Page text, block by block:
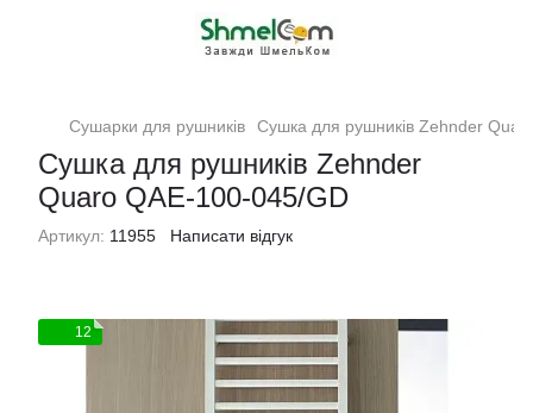
Сушарки для рушників Сушка для рушників Zehnder
Сушка для рушників Zehnder
Quaro QAE-100-045/GD
Артикул: 11955 Написати відгук
12